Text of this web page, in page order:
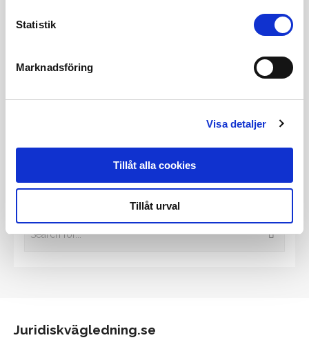
Statistik
Marknadsföring
Visa detaljer
Tillåt alla cookies
Tillåt urval
Sök bland våra tidigare inlägg
Juridiskvägledning.se